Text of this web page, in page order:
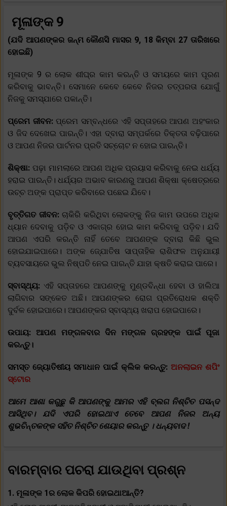
ମୂଳାଙ୍କ 9
(ଯଦି ଆପଣଙ୍କର ଜନ୍ମ କୌଣସି ମାସର 9, 18 କିମ୍ବା 27 ତାରିଖରେ
ହୋଇଛି)
ମୂଳାଙ୍କ 9 ର ଲୋକ ଶୀଘ୍ର କାମ କରନ୍ତି ଓ ସମୟରେ କାମ ପୂରଣ
କରିବାକୁ ଭାବନ୍ତି। ସେମାନେ କେବେ କେବେ ନିଜର ତତ୍ପରତା ଯୋଗୁଁ
ନିଜକୁ ସମସ୍ଯାରେ ପକାନ୍ତି।
ପ୍ରେମ ଜୀବନ:ପ୍ରେମ ସମ୍ବନ୍ଧରେ ଏହି ସପ୍ତାହରେ ଆପଣ ଅହଂକାର
ଓ ଜିଦ ଦେଖେଇ ପାରନ୍ତି। ଏହା ଦ୍ବାରା ସମ୍ପର୍କରେ ତିକ୍ତତା ବଢ଼ିପାରେ
ଓ ଆପଣ ନିଜର ପାର୍ଟନର ପ୍ରତି ସଚ୍ଚୋଟ ନ ହୋଇ ପାରନ୍ତି।
ଶିକ୍ଷା: ପଢ଼ା ମାମଲାରେ ଆପଣ ଅଧିକ ପ୍ରୟାସ କରିବାକୁ ନେଇ ଧର୍ଯ୍ୟ
ହରାଇ ପାରନ୍ତି। ଧର୍ଯ୍ୟର ଅଭାବ କାରଣରୁ ଆପଣ ଶିକ୍ଷା କ୍ଷେତ୍ରରେ
ଉଚ୍ଚ ଅଙ୍କ ପ୍ରାପ୍ତ କରିବାରେ ପଛେଇ ଯିବେ।
ବୃତ୍ତିଗତ ଜୀବନ: ଚାକିରି କରିଥିବା ଲୋକଙ୍କୁ ନିଜ କାମ ଉପରେ ଅଧିକ
ଧ୍ୟାନ ଦେବାକୁ ପଡ଼ିବ ଓ ଏକାଗ୍ର ହୋଇ କାମ କରିବାକୁ ପଡ଼ିବ। ଯଦି
ଆପଣ ଏପରି କରନ୍ତି ନାହିଁ ତେବେ ଆପଣଙ୍କ ଦ୍ବାରା କିଛି ଭୁଲ
ହୋଇଯାଇପାରେ। ଅଙ୍କ ଜ୍ଯୋତିଷ ସାପ୍ତାହିକ ରାଶିଫଳ ଅନୁଯାୟୀ
ବ୍ୟବସାୟରେ ଭୁଲ ନିଷ୍ପତି ନେଇ ପାରନ୍ତି ଯାହା କ୍ଷତି କରାଇ ପାରେ।
ସ୍ବାସ୍ଥ୍ୟ: ଏହି ସପ୍ତାହରେ ଆପଣଙ୍କୁ ମୁଣ୍ଡବିନ୍ଧା ହେବା ଓ ହାଲିଆ
ଲାଗିବାର ସଙ୍କେତ ଅଛି। ଆପଣଙ୍କର ରୋଗ ପ୍ରତିରୋଧକ ଶକ୍ତି
ଦୁର୍ବଳ ହୋଇପାରେ। ଆପଣଙ୍କର ସ୍ବାସ୍ଥ୍ୟ ଖରାପ ହୋଇପାରେ।
ଉପାୟ: ଆପଣ ମଙ୍ଗଳବାର ଦିନ ମଙ୍ଗଳ ଗ୍ରହଙ୍କ ପାଇଁ ପୂଜା
କରନ୍ତୁ।
ସମସ୍ତ ଜ୍ୟୋତିଷୀୟ ସମାଧାନ ପାଇଁ କ୍ଲିକ କରନ୍ତୁ: ଅନଲାଇନ ଶପିଂ
ସ୍ଟୋର
ଆମେ ଆଶା କରୁଛୁ କି ଆପଣଙ୍କୁ ଆମର ଏହି ବ୍ଲଗ ନିଶ୍ଚିତ ପସନ୍ଦ
ଆସିଥିବ। ଯଦି ଏପରି ହୋଇଥାଏ ତେବେ ଆପଣ ନିଜର ଅନ୍ୟ
ଶୁଭଚିନ୍ତକଙ୍କ ସହିତ ନିଶ୍ଚିତ ଶେୟାର କରନ୍ତୁ । ଧନ୍ୟବାଦ !
ବାରମ୍ବାର ପଚରା ଯାଉଥିବା ପ୍ରଶ୍ନ
1. ମୂଳାଙ୍କ 1ର ଲୋକ କିପରି ହୋଇଥାଆନ୍ତି?